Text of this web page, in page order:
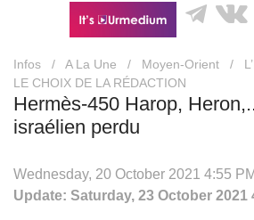
Infos / A La Une / Moyen-Orient /
LE CHOIX DE LA RÉDACTION
Hermès-450 Harop,
israélien perdu
Wednesday, 20 October 2021 4:55
Update: Saturday, 23 October 2021